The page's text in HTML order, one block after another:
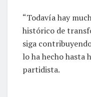
“Todavía hay
histórico de
siga
lo ha hecho hasta
partidista.